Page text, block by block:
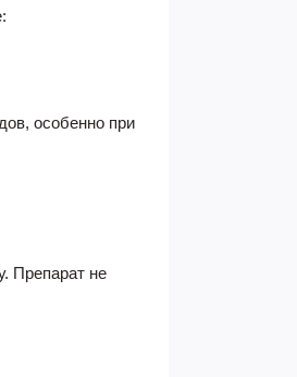
особенно при
Препарат не